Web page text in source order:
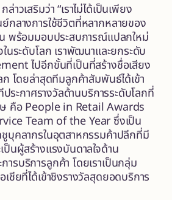
กล่าวเสริมว่า “เราไม่ได้เป็นเพียง
กลางการใช้ชีวิตที่หลากหลายของ
น พร้อมมอบประสบการณ์แปลกใหม่
นระดับโลก เราพัฒนาและยกระดับ
ไปอีกขั้นที่เป็นที่สร้างชื่อเสียง
ก โดยล่าสุดทีมลูกค้าสัมพันธ์ได้เข้า
ระกาศรางวัลด้านบริการระดับโลกที่
คือ People in Retail Awards
Team of the Year ซึ่งเป็น
บุคลากรในอุตสาหกรรมค้าปลีกที่มี
ป็นผู้สร้างแรงบันดาลใจด้าน
รบริการลูกค้า โดยเราเป็นกลุ่ม
เชียที่ได้เข้าชิงรางวัลสุดยอดบริการ